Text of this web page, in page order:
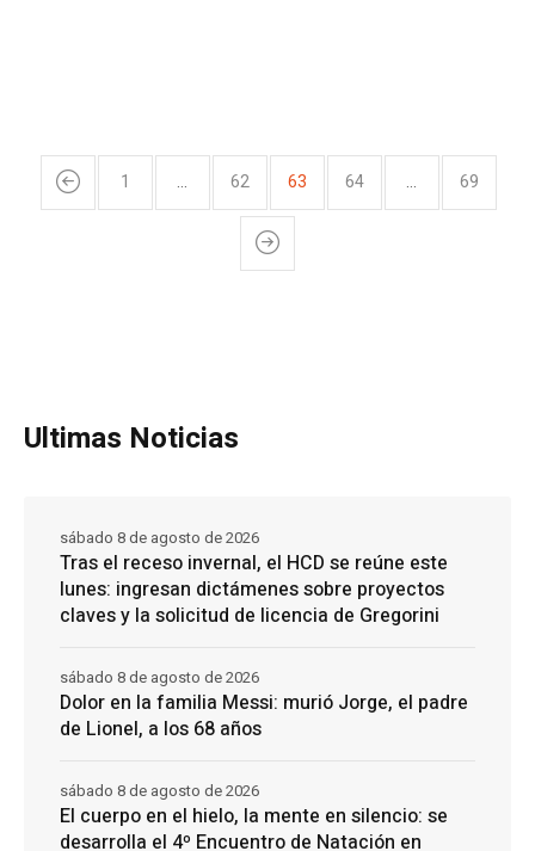
1 … 62 63 64 … 69
Ultimas Noticias
Tras el receso invernal, el HCD se reúne este
lunes: ingresan dictámenes sobre proyectos
claves y la solicitud de licencia de Gregorini
sábado 8 de agosto de 2026
Dolor en la familia Messi: murió Jorge, el padre
de Lionel, a los 68 años
sábado 8 de agosto de 2026
El cuerpo en el hielo, la mente en silencio: se
desarrolla el 4º Encuentro de Natación en
sábado 8 de agosto de 2026